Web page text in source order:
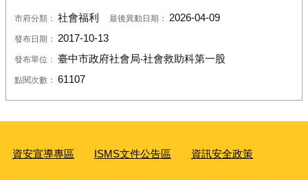
市府分類： 社會福利 最後異動日期： 2026-04-09
發布日期： 2017-10-13
發布單位： 臺中市政府社會局‧社會救助科第一股
點閱次數： 61107
資安宣導專區 ISMS文件公告區 資訊安全政策